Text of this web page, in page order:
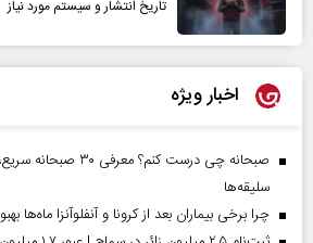
تاریخ انتشار و سیستم مورد نیاز
اخبار ویژه
صبحانه چی درست کنم؟
سلیقه‌ها
چرا برخی بیماران بعد از کرونا و آنفلوآنزا ماه‌ها